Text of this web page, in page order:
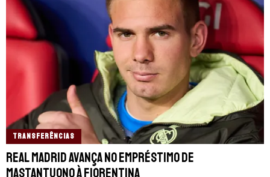
TRANSFERÊNCIAS
Real Madrid avança no empréstimo de
Mastantuono à Fiorentina